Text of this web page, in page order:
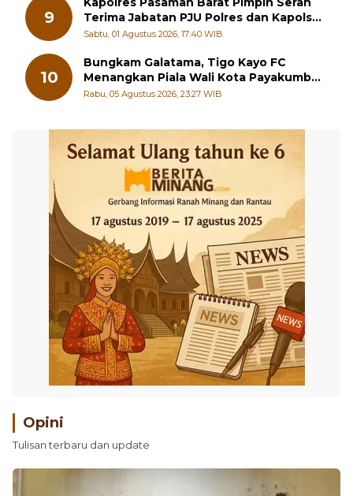
9
Terima Jabatan PJU Polres dan Kapolsek
Sungai Beremas
Sabtu, 01 Agustus 2026, 17:40 WIB
10
Bungkam Galatama, Tigo Kayo FC
Menangkan Piala Wali Kota Payakumbuh
Cup 2026
Rabu, 05 Agustus 2026, 23:27 WIB
Opini
Tulisan terbaru dan update